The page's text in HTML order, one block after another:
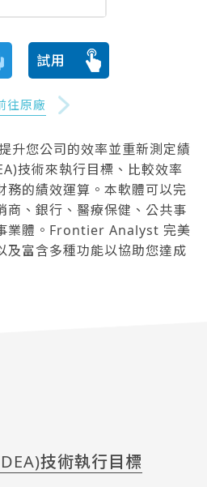
試用
往原廠
您公司的效率並重新測定績
技術來執行目標、比較效率
務的績效運算。本軟體可以完
商、銀行、醫療保健、公共事
業體。Frontier Analyst 完美
及富含多種功能以協助您達成
技術執行目標